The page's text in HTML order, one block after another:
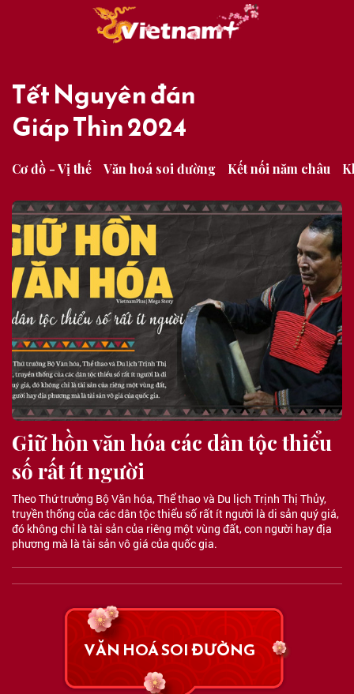
Tết Nguyên đán
Giáp Thìn 2024
Cơ đồ - Vị thế Văn hoá soi đường Kết nối năm châu
Giữ hồn văn hóa các dân tộc thiểu
số rất ít người
Theo Thứ trưởng Bộ Văn hóa, Thể thao và Du lịch Trịnh Thị Thủy,
truyền thống của các dân tộc thiểu số rất ít người là di sản quý giá,
đó không chỉ là tài sản của riêng một vùng đất, con người hay địa
phương mà là tài sản vô giá của quốc gia.
VĂN HOÁ SOI ĐƯỜNG